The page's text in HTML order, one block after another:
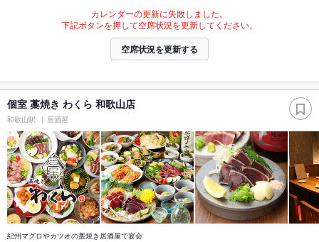
カレンダーの更新に失敗しました。
下記ボタンを押して空席状況を更新してください。
空席状況を更新する
個室 藁焼き わくら 和歌山店
和歌山駅 居酒屋
紀州マグロやカツオの藁焼き居酒屋で宴会